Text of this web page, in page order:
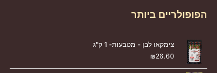
הפופולריים ביותר
צימקאו לבן - מטבעות- 1 ק"ג
₪26.60